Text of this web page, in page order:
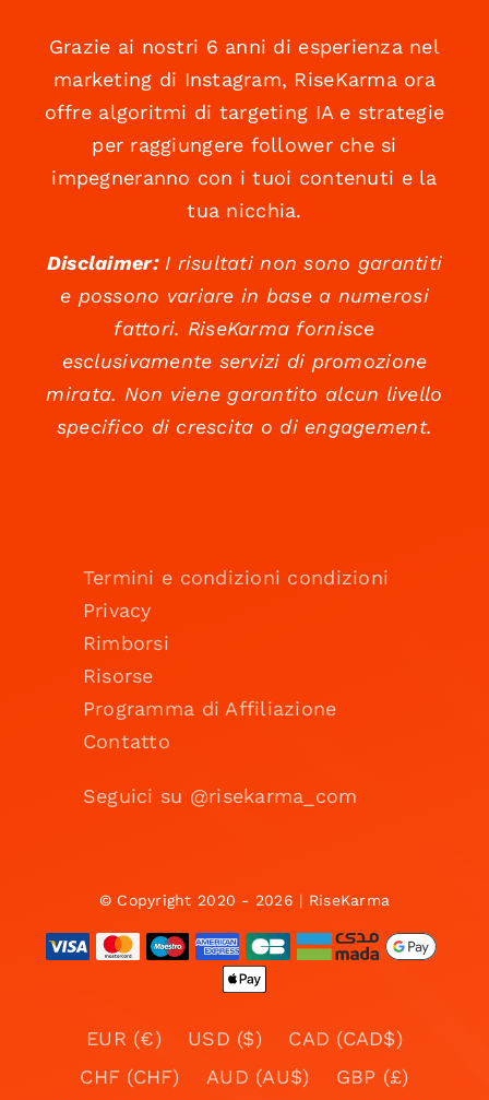
Grazie ai nostri 6 anni di esperienza nel
marketing di Instagram, RiseKarma ora
offre algoritmi di targeting IA e strategie
per raggiungere follower che si
impegneranno con i tuoi contenuti e la
tua nicchia.
Disclaimer:I risultati non sono garantiti
e possono variare in base a numerosi
fattori. RiseKarma fornisce
esclusivamente servizi di promozione
mirata. Non viene garantito alcun livello
specifico di crescita o di engagement.
Termini e condizioni condizioni
Privacy
Rimborsi
Risorse
Programma di Affiliazione
Contatto
Seguici su @risekarma_com
© Copyright 2020 - 2026 | RiseKarma
EUR (€) USD ($)
CAD (CAD$)
CHF (CHF)
AUD (AU$)
GBP (£)